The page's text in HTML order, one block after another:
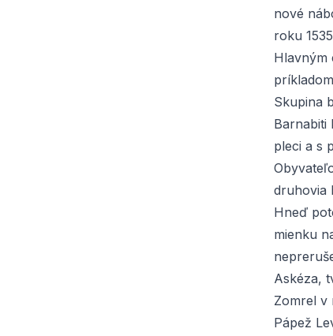
nové
roku
Hlavným
Skupina
Barnabiti
pleci a s
druhovia
Hneď
mienku
Askéza,
Zomrel v
Pápež